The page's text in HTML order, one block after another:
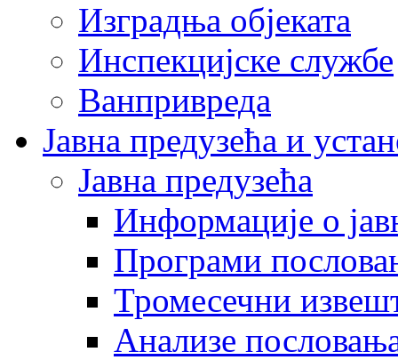
Изградња објеката
Инспекцијске службе
Ванпривреда
Јавна предузећа и
Јавна предузећа
Информације о
Програми
Тромесечни
Анализе